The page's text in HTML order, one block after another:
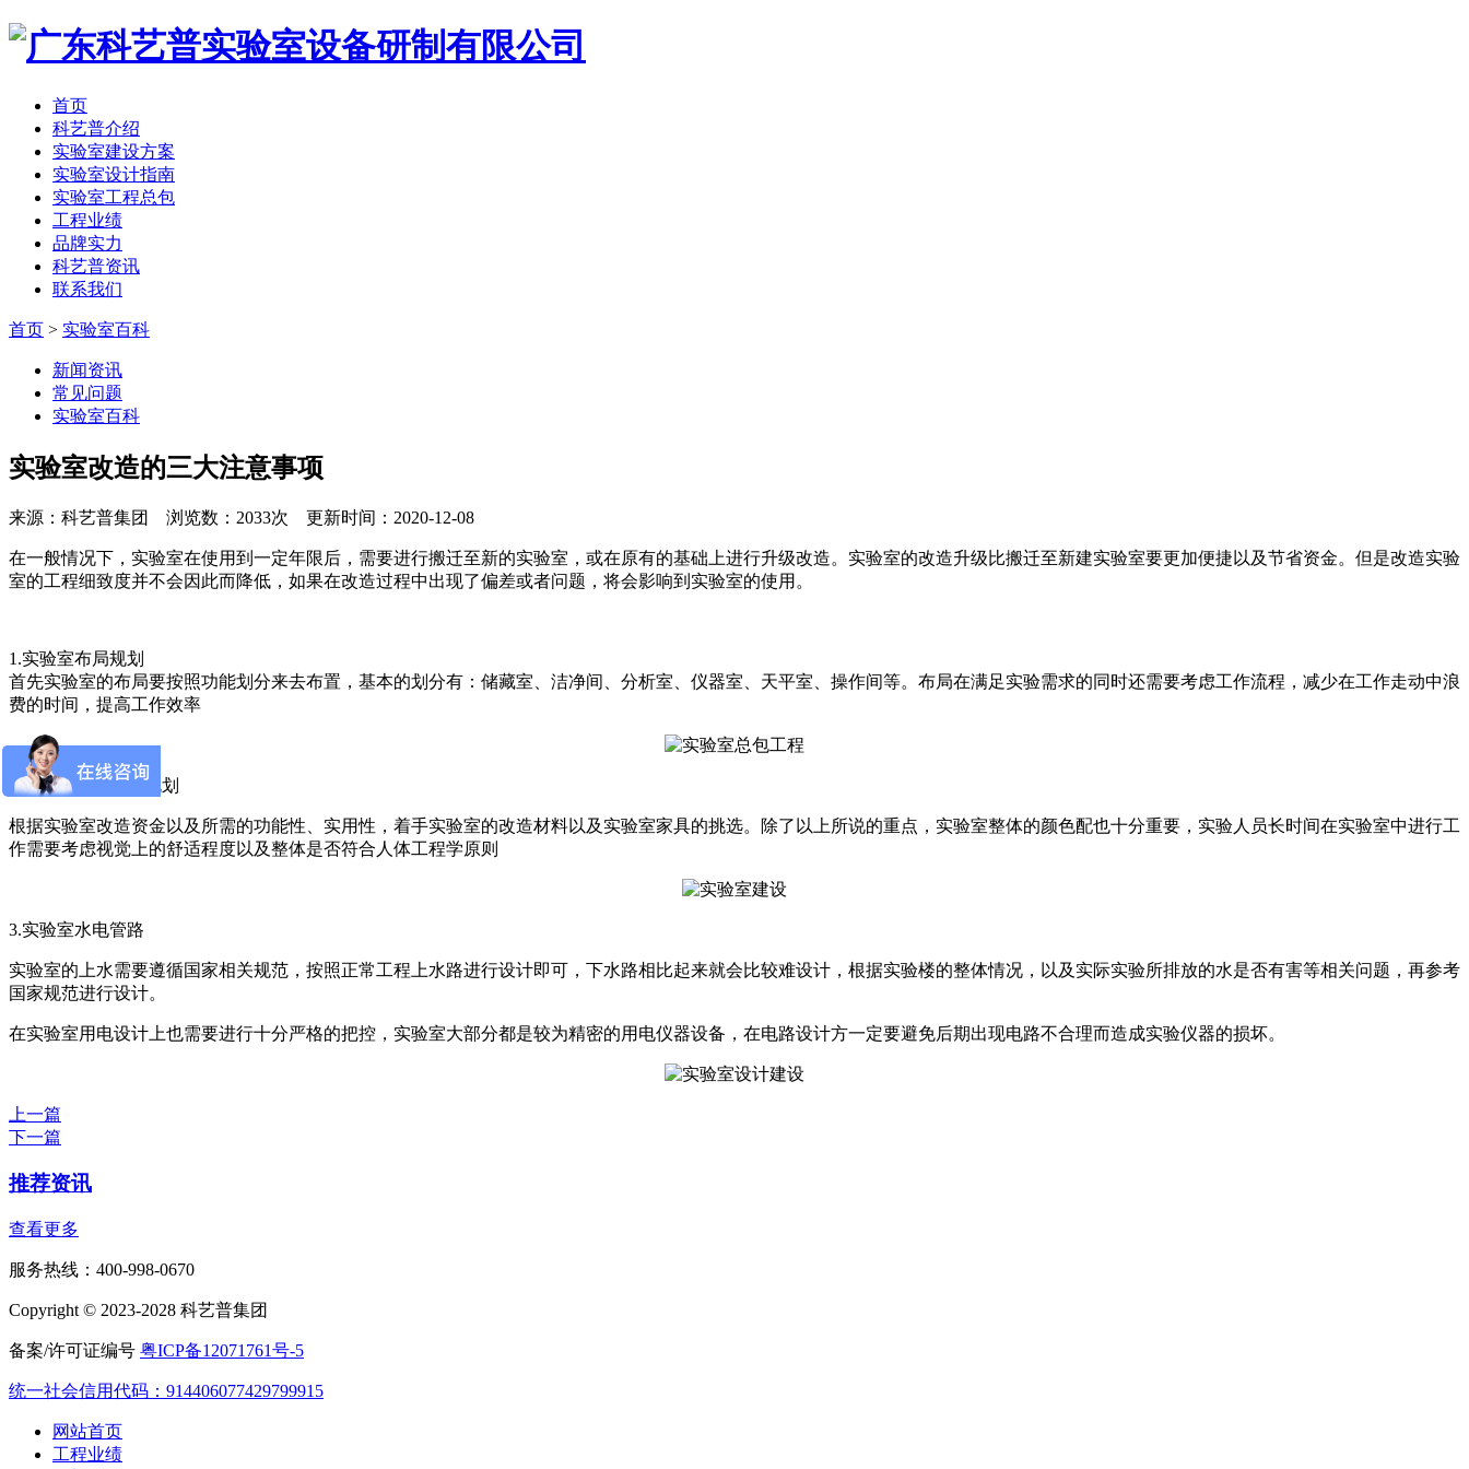
首页
科艺普介绍
实验室建设方案
实验室设计指南
实验室工程总包
工程业绩
品牌实力
科艺普资讯
联系我们
首页 > 实验室百科
新闻资讯
常见问题
实验室百科
实验室改造的三大注意事项
来源：科艺普集团 浏览数：2033次 更新时间：2020-12-08
在一般情况下，实验室在使用到一定年限后，需要进行搬迁至新的实验室，或在原有的基础上进行升级改造。实验室的改造升级比搬迁至新建实验室要更加便捷以及节省资金。但是改造实验
室的工程细致度并不会因此而降低，如果在改造过程中出现了偏差或者问题，将会影响到实验室的使用。
1.实验室布局规划
首先实验室的布局要按照功能划分来去布置，基本的划分有：储藏室、洁净间、分析室、仪器室、天平室、操作间等。布局在满足实验需求的同时还需要考虑工作流程，减少在工作走动中浪
费的时间，提高工作效率
2.实验室整体造型规划
根据实验室改造资金以及所需的功能性、实用性，着手实验室的改造材料以及实验室家具的挑选。除了以上所说的重点，实验室整体的颜色配也十分重要，实验人员长时间在实验室中进行工
作需要考虑视觉上的舒适程度以及整体是否符合人体工程学原则
3.实验室水电管路
实验室的上水需要遵循国家相关规范，按照正常工程上水路进行设计即可，下水路相比起来就会比较难设计，根据实验楼的整体情况，以及实际实验所排放的水是否有害等相关问题，再参考
国家规范进行设计。
在实验室用电设计上也需要进行十分严格的把控，实验室大部分都是较为精密的用电仪器设备，在电路设计方一定要避免后期出现电路不合理而造成实验仪器的损坏。
上一篇
下一篇
推荐资讯
查看更多
服务热线：400-998-0670
Copyright © 2023-2028 科艺普集团
备案/许可证编号 粤ICP备12071761号-5
统一社会信用代码：914406077429799915
网站首页
工程业绩